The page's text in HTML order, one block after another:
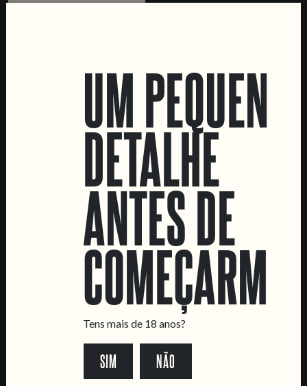
Marvila Taproom
Intendente Taproom
Quero vender as vossas cervejas!
UM PEQUENO
DETALHE
ANTES DE
Tens mais de 18 anos?
SIM NÃO